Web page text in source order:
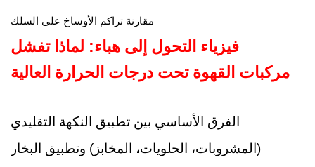
مقارنة تراكم الأوساخ على السلك
فيزياء التحول إلى هباء: لماذا تفشل
مركبات القهوة تحت درجات الحرارة العالية
الفرق الأساسي بين تطبيق النكهة التقليدي
(المشروبات، الحلويات، المخابز) وتطبيق البخار